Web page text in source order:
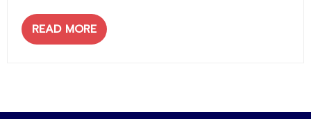
READ MORE